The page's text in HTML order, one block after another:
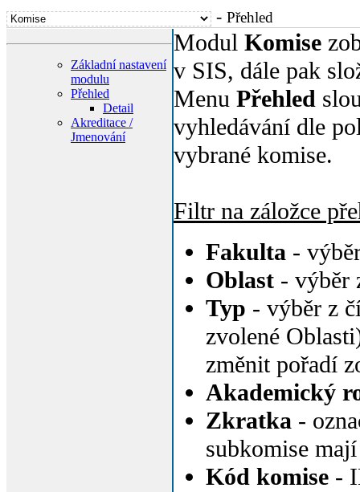
- Přehled
Základní nastavení
modulu
Přehled
Detail
Akreditace /
Jmenování
Modul Komise
v SIS, dále pak
Menu Přehled
vyhledávání dle
vybrané komise.
Filtr na záložce
Fakulta -
Oblast - výběr
Typ - výběr z
zvolené
změnit pořadí
Akademický
Zkratka -
subkomise
Kód komise -